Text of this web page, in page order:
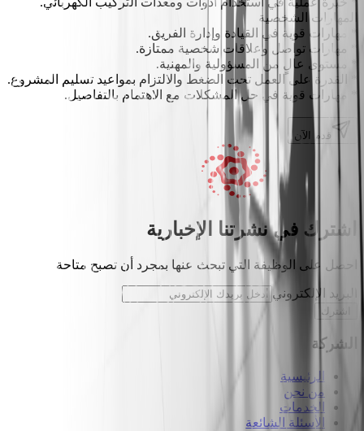
المهارات الشخصية
* مهارات قوية في القيادة وإدارة الفريق.
* مهارات تواصل وعلاقات شخصية ممتازة.
* مستوى عالٍ من المسؤولية والمهنية.
* القدرة على العمل تحت الضغط والالتزام بمواعيد تسليم المشروع.
* مهارات قوية في حل المشكلات مع الاهتمام بالتفاصيل.
قدم الآن
اشترك في نشرتنا الإخبارية
احصل على الوظيفة التي تبحث عنها بمجرد أن تصبح متاحة
البريد الإلكتروني
اشترك
الشركة
الرئيسية
من نحن
الخدمات
الأسئلة الشائعة